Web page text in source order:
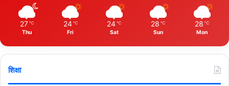
27 ℃
Thu
24 ℃
Fri
24 ℃
Sat
28 ℃
Sun
28 ℃
Mon
शिक्षा